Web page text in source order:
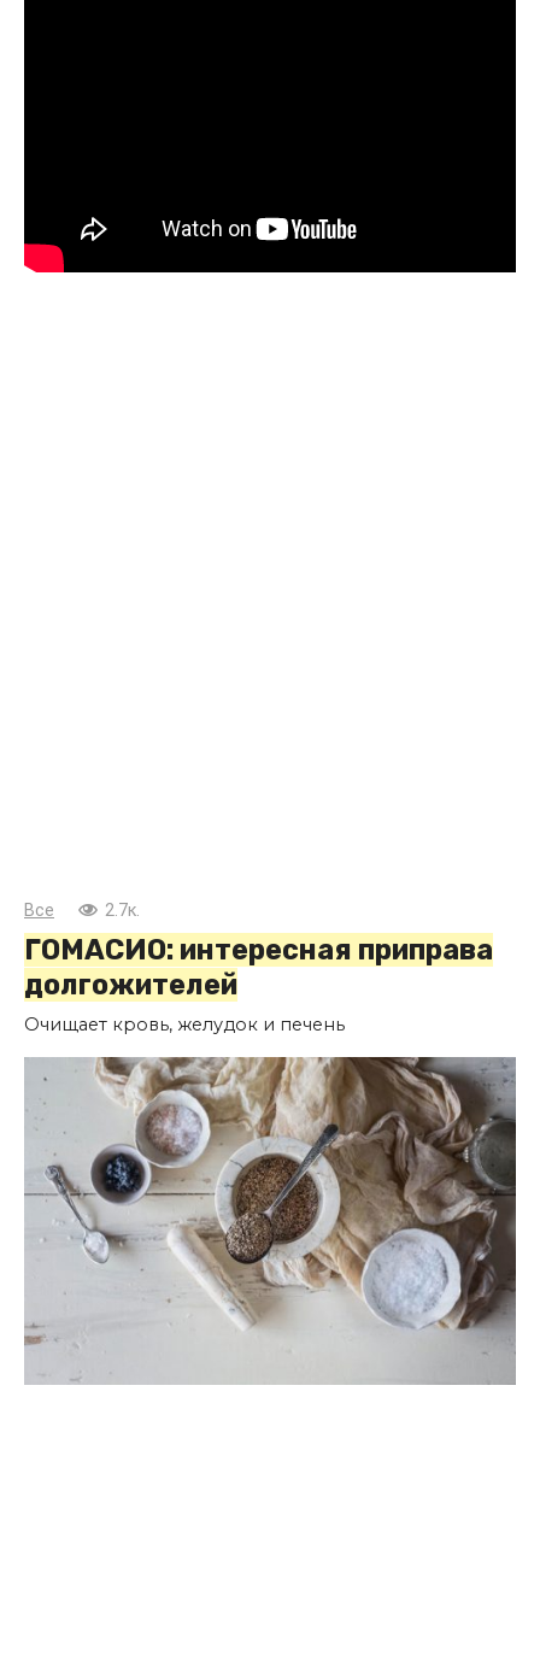
Все 2.7к.
ГОМАСИО: интересная приправа
долгожителей
Очищает кровь, желудок и печень